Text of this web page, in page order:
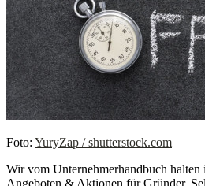
Foto: YuryZap / shutterstock.com
Wir vom Unternehmerhandbuch
Angeboten & Aktionen für Gründer,